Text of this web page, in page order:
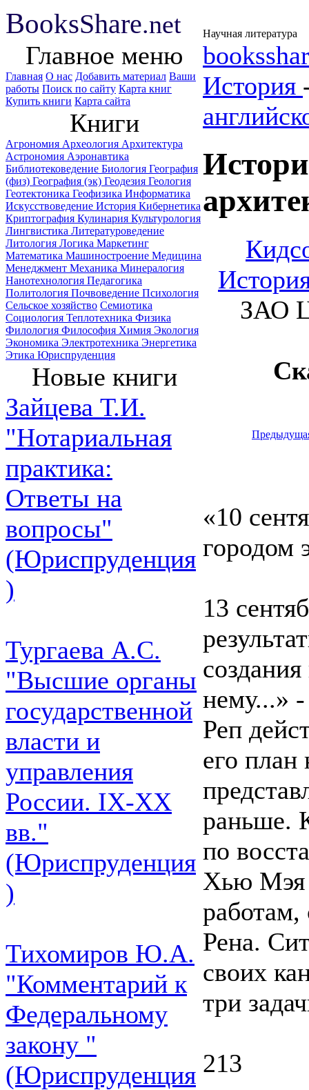
BooksShare.net Научная литература
Главное меню
Главная О нас Добавить материал Ваши
работы Поиск по сайту Карта книг
Купить книги Карта сайта
Книги
Агрономия Археология Архитектура
Астрономия Аэронавтика
Библиотековедение Биология География
(физ) География (эк) Геодезия Геология
Геотектоника Геофизика Информатика
Искусствоведение История Кибернетика
Криптография Кулинария Культурология
Лингвистика Литературоведение
Литология Логика Маркетинг
Математика Машиностроение Медицина
Менеджмент Механика Минералогия
Нанотехнология Педагогика
Политология Почвоведение Психология
Сельское хозяйство Семиотика
Социология Теплотехника Физика
Филология Философия Химия Экология
Экономика Электротехника Энергетика
Этика Юриспруденция
Новые книги
Зайцева Т.И.
"Нотариальная
практика:
Ответы на
вопросы"
(Юриспруденция
)
Тургаева А.С.
"Высшие органы
государственной
власти и
управления
России. IХ-ХХ
вв."
(Юриспруденция
)
Тихомиров Ю.А.
"Комментарий к
Федеральному
закону "
(Юриспруденция
История
ЗАО
«10
городом
13
нему...»
Реп
его
раньше.
по
Хью Мэя
работам,
Рена.
своих
три
213